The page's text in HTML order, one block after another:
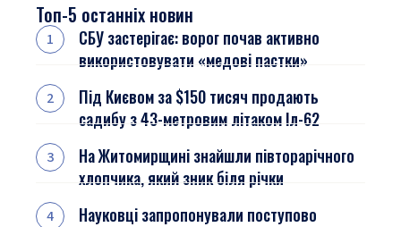
Топ-5 останніх новин
СБУ застерігає: ворог почав активно
використовувати «медові пастки»
Під Києвом за $150 тисяч продають
садибу з 43-метровим літаком Іл-62
На Житомирщині знайшли півторарічного
хлопчика, який зник біля річки
Науковці запропонували поступово